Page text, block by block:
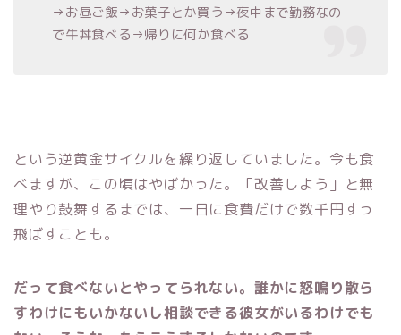
→お昼ご飯→お菓子とか買う→夜中まで勤務なの
で牛丼食べる→帰りに何か食べる
という逆黄金サイクルを繰り返していました。今も食
べますが、この頃はやばかった。
「改善しよう」と無
理やり鼓舞するまでは、一日に食費だけで数千円すっ
飛ばすことも。
だって食べないとやってられない。誰かに怒鳴り散ら
すわけにもいかないし相談できる彼女がいるわけでも